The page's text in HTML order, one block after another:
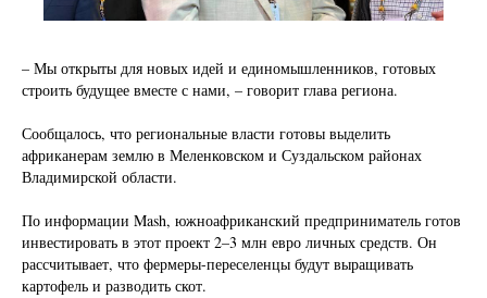
– Мы открыты для новых идей и единомышленников, готовых
строить будущее вместе с нами, – говорит глава региона.
Сообщалось, что региональные власти готовы выделить
африканерам землю в Меленковском и Суздальском районах
Владимирской области.
По информации Mash, южноафриканский предприниматель готов
инвестировать в этот проект 2–3 млн евро личных средств. Он
рассчитывает, что фермеры-переселенцы будут выращивать
картофель и разводить скот.